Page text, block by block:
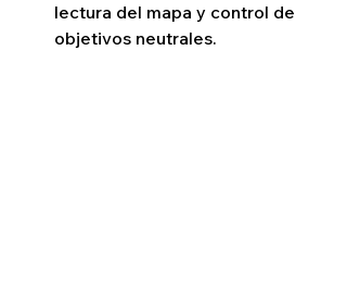
lectura del mapa y control de
objetivos neutrales.